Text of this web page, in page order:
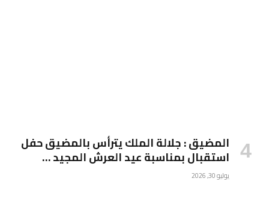
المضيق : جلالة الملك يترأس بالمضيق حفل
استقبال بمناسبة عيد العرش المجيد …
يوليو 30, 2026